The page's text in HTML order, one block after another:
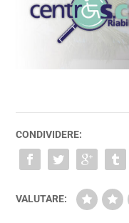
CONDIVIDERE:
VALUTARE: